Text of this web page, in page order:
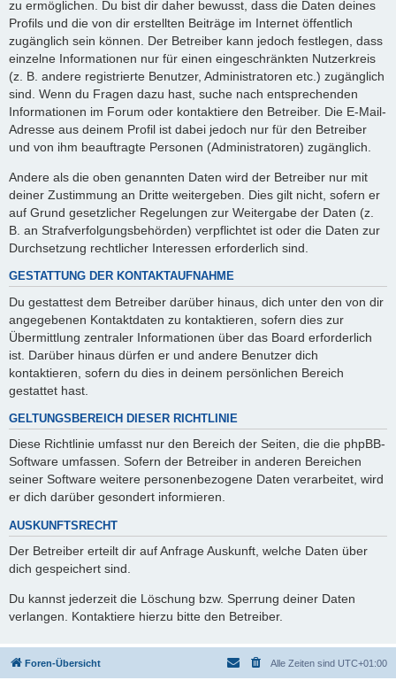
zu ermöglichen. Du bist dir daher bewusst, dass die Daten deines
Profils und die von dir erstellten Beiträge im Internet öffentlich
zugänglich sein können. Der Betreiber kann jedoch festlegen, dass
einzelne Informationen nur für einen eingeschränkten Nutzerkreis
(z. B. andere registrierte Benutzer, Administratoren etc.) zugänglich
sind. Wenn du Fragen dazu hast, suche nach entsprechenden
Informationen im Forum oder kontaktiere den Betreiber. Die E-Mail-
Adresse aus deinem Profil ist dabei jedoch nur für den Betreiber
und von ihm beauftragte Personen (Administratoren) zugänglich.
Andere als die oben genannten Daten wird der Betreiber nur mit
deiner Zustimmung an Dritte weitergeben. Dies gilt nicht, sofern er
auf Grund gesetzlicher Regelungen zur Weitergabe der Daten (z.
B. an Strafverfolgungsbehörden) verpflichtet ist oder die Daten zur
Durchsetzung rechtlicher Interessen erforderlich sind.
GESTATTUNG DER KONTAKTAUFNAHME
Du gestattest dem Betreiber darüber hinaus, dich unter den von dir
angegebenen Kontaktdaten zu kontaktieren, sofern dies zur
Übermittlung zentraler Informationen über das Board erforderlich
ist. Darüber hinaus dürfen er und andere Benutzer dich
kontaktieren, sofern du dies in deinem persönlichen Bereich
gestattet hast.
GELTUNGSBEREICH DIESER RICHTLINIE
Diese Richtlinie umfasst nur den Bereich der Seiten, die die phpBB-
Software umfassen. Sofern der Betreiber in anderen Bereichen
seiner Software weitere personenbezogene Daten verarbeitet, wird
er dich darüber gesondert informieren.
AUSKUNFTSRECHT
Der Betreiber erteilt dir auf Anfrage Auskunft, welche Daten über
dich gespeichert sind.
Du kannst jederzeit die Löschung bzw. Sperrung deiner Daten
verlangen. Kontaktiere hierzu bitte den Betreiber.
Foren-Übersicht Alle Zeiten sind UTC+01:00